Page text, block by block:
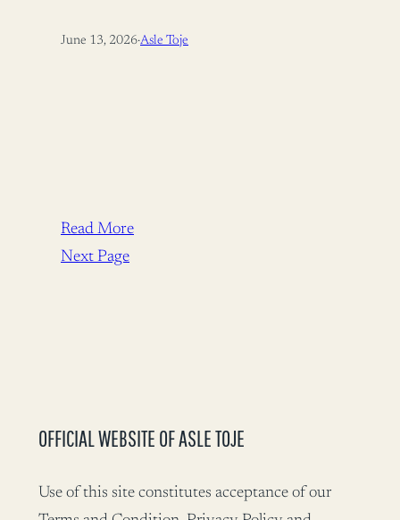
June 13, 2026·Asle Toje
Read More
Next Page
OFFICIAL WEBSITE OF ASLE TOJE
Use of this site constitutes acceptance of our